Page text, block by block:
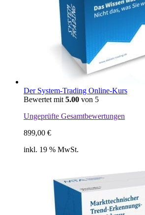
Der System-Trading Online-Kurs
Bewertet mit 5.00 von 5
Ungeprüfte Gesamtbewertungen
899,00 €
inkl. 19 % MwSt.